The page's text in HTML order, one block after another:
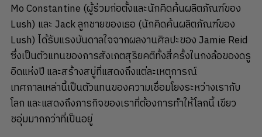
Mo Constantine (ผู้ร่วมก่อตั้งและนักคิดค้นผลิตภัณฑ์ของ
Lush) และ Jack ลูกชายของเธอ (นักคิดค้นผลิตภัณฑ์ของ
Lush) ได้รับแรงบันดาลใจจากผลงานศิลปะของ Jamie Reid
ซึ่งเป็นตัวแทนของการสังเกตสุริยคติทั้งสี่ครั้งในกงล้อของดรู
อิดแห่งปี และสร้างสบู่ที่แสดงถึงแต่ละเหตุการณ์
เทศกาลเหล่านี้เป็นตัวแทนของความเชื่อมโยงระหว่างเรากับ
โลก และแสดงถึงภารกิจของเราที่ต้องการทำให้โลกนี้ เขียว
ชอุ่มมากกว่าที่เป็นอยู่